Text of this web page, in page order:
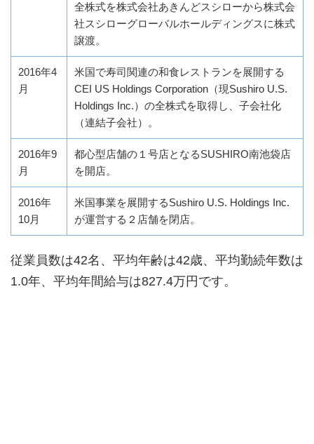
全株式を株式会社あきんどスシローから株式会
社スシローグローバルホールディングスに株式
譲渡。
2016年4
月
米国で寿司関連の和食レストランを展開する
CEI US Holdings Corporation（現Sushiro U.S.
Holdings Inc.）の全株式を取得し、子会社化
（連結子会社）。
2016年9
月
都心型店舗の１号店となるSUSHIRO南池袋店
を開店。
2016年
10月
米国事業を展開するSushiro U.S. Holdings Inc.
が運営する２店舗を閉店。
従業員数は42名、平均年齢は42歳、平均勤続年数は
1.0年、平均年間給与は827.4万円です。